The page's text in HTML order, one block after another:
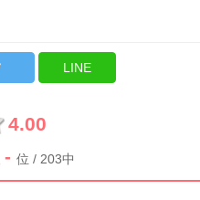
LINE
4.00
- 位 / 203中